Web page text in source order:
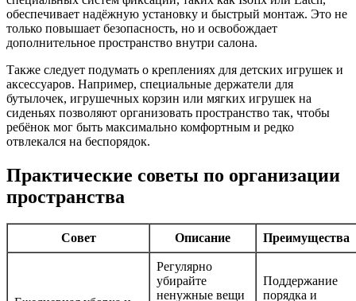
обеспечивает надёжную установку и быстрый монтаж. Это не
только повышает безопасность, но и освобождает
дополнительное пространство внутри салона.
Также следует подумать о креплениях для детских игрушек и
аксессуаров. Например, специальные держатели для
бутылочек, игрушечных корзин или мягких игрушек на
сиденьях позволяют организовать пространство так, чтобы
ребёнок мог быть максимально комфортным и редко
отвлекался на беспорядок.
Практические советы по организации
пространства
Совет Описание Преимущества
Регулярно
убирайте
ненужные вещи
Поддержание
порядка и